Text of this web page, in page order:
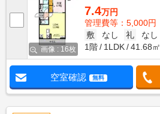
画像 : 16枚
7.4万円
管理費等：5,000円
敷
なし 礼
なし
1階
1LDK 41.68㎡
空室確認 無料